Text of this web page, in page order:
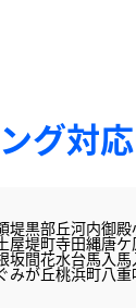
グ対
堤黒部丘河内御殿
屋堤町寺田縄唐ケ
坂間花水台馬入
みが丘桃浜町八重